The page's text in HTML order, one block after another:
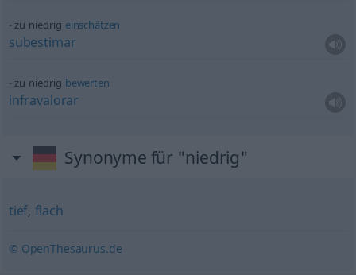
zu niedrig einschätzen
subestimar
zu niedrig bewerten
infravalorar
Synonyme für "niedrig"
tief, flach
© OpenThesaurus.de